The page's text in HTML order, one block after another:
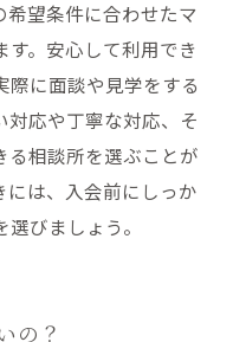
希望条件に合わせたマ
す。安心して利用でき
際に面談や見学をする
対応や丁寧な対応、そ
る相談所を選ぶことが
には、入会前にしっか
びましょう。
の？